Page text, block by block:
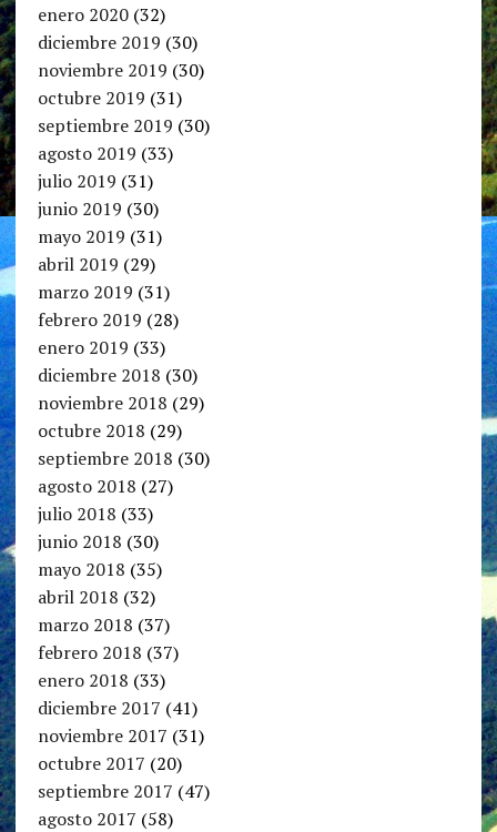
enero 2020(32)
diciembre 2019 (30)
noviembre 2019 (30)
octubre 2019 (31)
septiembre 2019 (30)
agosto 2019 (33)
julio 2019 (31)
junio 2019 (30)
mayo 2019 (31)
abril 2019 (29)
marzo 2019 (31)
febrero 2019 (28)
enero 2019 (33)
diciembre 2018 (30)
noviembre 2018 (29)
octubre 2018 (29)
septiembre 2018 (30)
agosto 2018 (27)
julio 2018 (33)
junio 2018 (30)
mayo 2018 (35)
abril 2018 (32)
marzo 2018 (37)
febrero 2018 (37)
enero 2018 (33)
diciembre 2017 (41)
noviembre 2017 (31)
octubre 2017 (20)
septiembre 2017 (47)
agosto 2017 (58)